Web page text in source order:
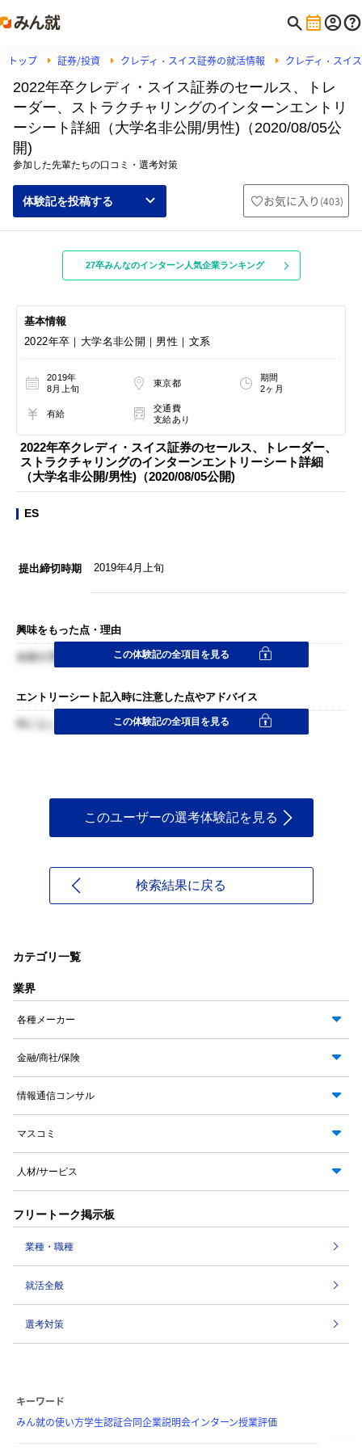
トップ 証券/投資 クレディ・スイス証券の就活情報 クレディ・スイ
2022年卒クレディ・スイス証券のセールス、トレ
ーダー、ストラクチャリングのインターンエントリ
ーシート詳細（大学名非公開/男性)（2020/08/05公
開)
参加した先輩たちの口コミ・選考対策
体験記を投稿する お気に入り (403)
27卒みんなのインターン人気企業ランキング
基本情報
2022年卒｜大学名非公開｜男性｜文系
2019年
8月上旬
東京都
期間
2ヶ月
有給
交通費
支給あり
2022年卒クレディ・スイス証券のセールス、トレーダー、
ストラクチャリングのインターンエントリーシート詳細
（大学名非公開/男性)（2020/08/05公開)
ES
提出締切時期 2019年4月上旬
興味をもった点・理由
金融を実務の面から勉強してみたいと感じたから。
この体験記の全項目を見る
エントリーシート記入時に注意した点やアドバイス
この体験記の全項目を見る
このユーザーの選考体験記を見る
検索結果に戻る
カテゴリ一覧
業界
各種メーカー
金融/商社/保険
情報通信コンサル
マスコミ
人材/サービス
フリートーク掲示板
業種・職種
就活全般
選考対策
キーワード
みん就の使い方学生認証合同企業説明会インターン授業評価